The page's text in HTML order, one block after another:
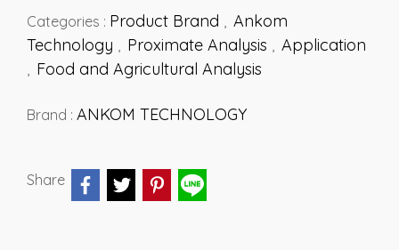
Categories : Product Brand , Ankom
Technology , Proximate Analysis , Application
, Food and Agricultural Analysis
Brand : ANKOM TECHNOLOGY
Share